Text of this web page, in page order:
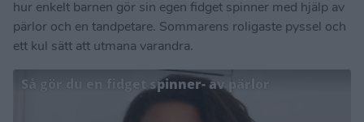
hur enkelt barnen gör sin egen fidget spinner med hjälp av
pärlor och en tandpetare. Sommarens roligaste pyssel och
ett kul sätt att utmana varandra.